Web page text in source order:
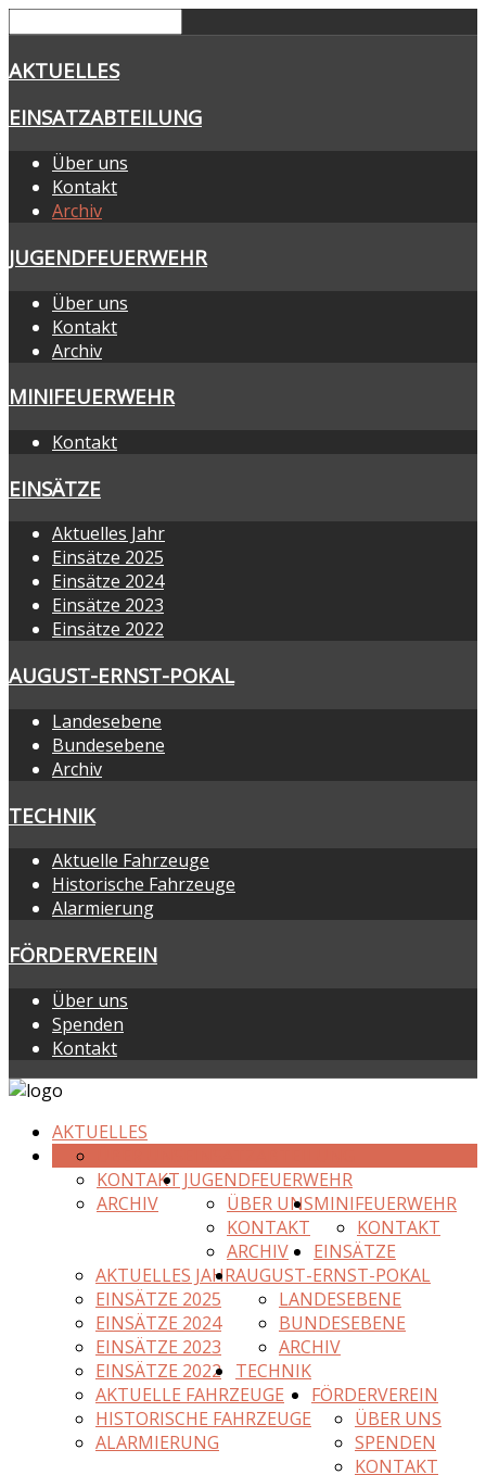
AKTUELLES
EINSATZABTEILUNG
Über uns
Kontakt
Archiv
JUGENDFEUERWEHR
Über uns
Kontakt
Archiv
MINIFEUERWEHR
Kontakt
EINSÄTZE
Aktuelles Jahr
Einsätze 2025
Einsätze 2024
Einsätze 2023
Einsätze 2022
AUGUST-ERNST-POKAL
Landesebene
Bundesebene
Archiv
TECHNIK
Aktuelle Fahrzeuge
Historische Fahrzeuge
Alarmierung
FÖRDERVEREIN
Über uns
Spenden
Kontakt
AKTUELLES
KONTAKT
ARCHIV
JUGENDFEUERWEHR
ÜBER UNS
KONTAKT
ARCHIV
MINIFEUERWEHR
KONTAKT
EINSÄTZE
AKTUELLES JAHR
EINSÄTZE 2025
EINSÄTZE 2024
EINSÄTZE 2023
EINSÄTZE 2022
AUGUST-ERNST-POKAL
LANDESEBENE
BUNDESEBENE
ARCHIV
TECHNIK
AKTUELLE FAHRZEUGE
HISTORISCHE FAHRZEUGE
ALARMIERUNG
FÖRDERVEREIN
ÜBER UNS
SPENDEN
KONTAKT